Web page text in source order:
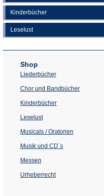
Kinderbücher
Leselust
Shop
Liederbücher
Chor und Bandbücher
Kinderbücher
Leselust
Musicals / Oratorien
Musik und CD´s
Messen
Urheberrecht